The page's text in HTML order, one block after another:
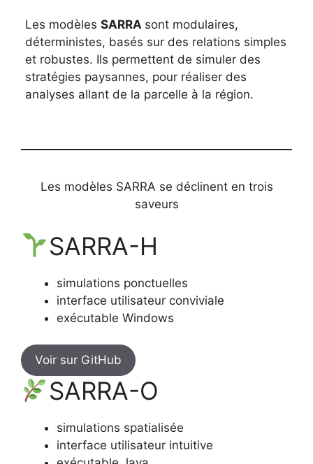
Les modèles SARRA sont modulaires,
déterministes, basés sur des relations simples
et robustes. Ils permettent de simuler des
stratégies paysannes, pour réaliser des
analyses allant de la parcelle à la région.
Les modèles SARRA se déclinent en trois
saveurs
SARRA-H
simulations ponctuelles
interface utilisateur conviviale
exécutable Windows
Voir sur GitHub
SARRA-O
simulations spatialisée
interface utilisateur intuitive